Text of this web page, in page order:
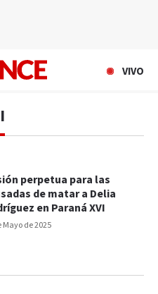
VIVO
Mayo de 2025
perpetua para las
de matar a Delia
en Paraná XVI